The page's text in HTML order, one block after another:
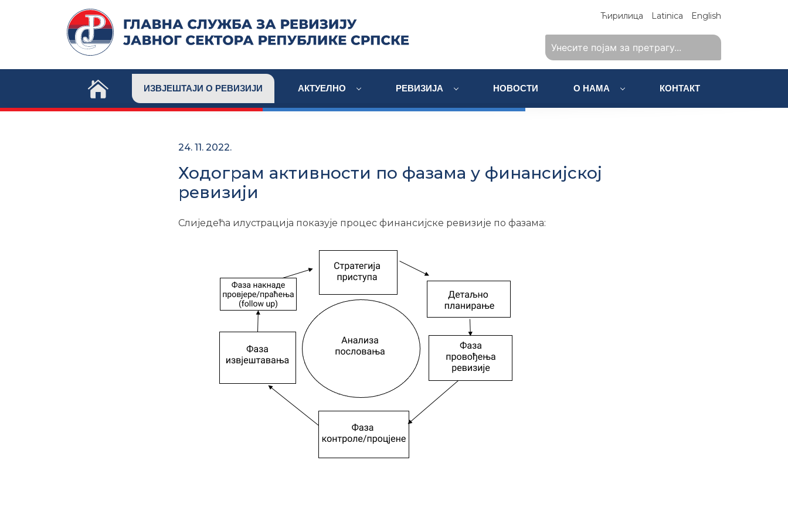
Ћирилица Latinica English
ИЗВЈЕШТАЈИ О РЕВИЗИЈИ АКТУЕЛНО РЕВИЗИЈА НОВОСТИ О НАМА КОНТАКТ
24. 11. 2022.
Ходограм активности по фазама у финансијској
ревизији
Слиједећа илустрација показује процес финансијске ревизије по фазама: